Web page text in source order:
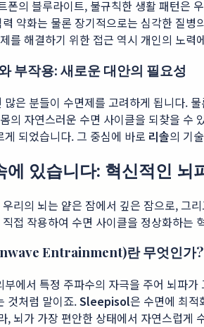
폰의 블루라이트, 불규칙한 생활 패턴은
약화는 물론 장기적으로는 심각한 질
를 해결하기 위한 접근 역시 개인의 노
부작용: 새로운 대안의 필요성
많은 분들이 수면제를 고려하게 됩니다.
의 자연스러운 수면 사이클을 되찾을 수
게 되었습니다. 그 중심에 바로 리솔의 기
에 있습니다: 혁신적인 뇌
리의 뇌는 얕은 잠에서 깊은 잠으로, 그
접 작용하여 수면 사이클을 정상화하는
Entrainment)란 무엇인가?
부에서 특정 주파수의 자극을 주어 뇌파
것처럼 말이죠.Sleepisol은 수면에 최
, 뇌가 가장 편안한 상태에서 자연스럽게